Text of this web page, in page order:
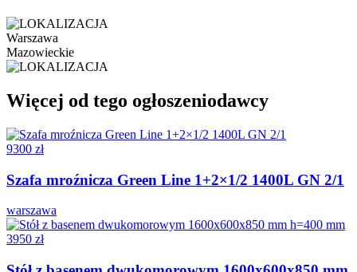
Warszawa
Mazowieckie
Więcej od tego ogłoszeniodawcy
9300 zł
Szafa mroźnicza Green Line 1+2×1/2 1400L GN 2/1
warszawa
3950 zł